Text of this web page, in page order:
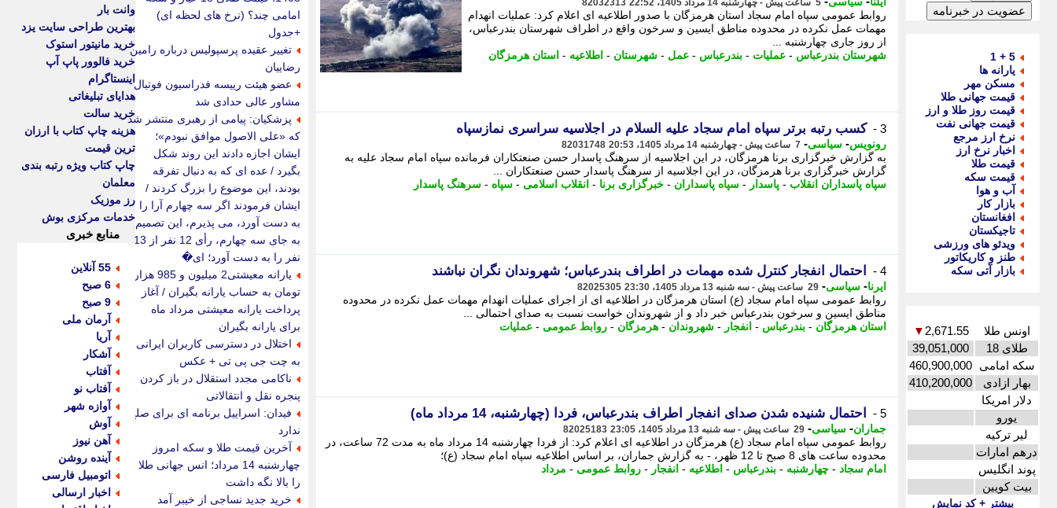
5 + 1
یارانه ها
مسکن مهر
قیمت جهانی طلا
قیمت روز طلا و ارز
قیمت جهانی نفت
نرخ ارز مرجع
اخبار نرخ ارز
قیمت طلا
قیمت سکه
آب و هوا
بازار کار
افغانستان
تاجیکستان
ویدئو های ورزشی
طنز و کاریکاتور
بازار آتی سکه
اونس طلا 2,671.55
▼
طلای 18
39,051,000
سکه امامی 460,900,000
بهار ازادی
410,200,000
دلار امریکا
یورو
لیر ترکیه
درهم امارات
پوند انگلیس
بیت کویین
بیشتر + کد نمایش
5 ساعت پیش - چهارشنبه 14 مرداد 1405، 22:52 82032313
روابط عمومی سپاه امام سجاد استان هرمزگان با صدور اطلاعیه ای اعلام کرد: عملیات انهدام
مهمات عمل نکرده در محدوده مناطق ایسین و سرخون واقع در اطراف شهرستان بندرعباس،
از روز جاری چهارشنبه ...
شهرستان بندرعباس - عملیات - بندرعباس - عمل - شهرستان - اطلاعیه - استان هرمزگان
3 - کسب رتبه برتر سپاه امام سجاد علیه السلام در اجلاسیه سراسری نمازسپاه
رونویس- سیاسی- 7 ساعت پیش - چهارشنبه 14 مرداد 1405، 20:53 82031748
به گزارش خبرگزاری برنا هرمزگان، در این اجلاسیه از سرهنگ پاسدار حسن صنعتکاران فرمانده سپاه امام سجاد علیه به
گزارش خبرگزاری برنا هرمزگان، در این اجلاسیه از سرهنگ پاسدار حسن صنعتکاران ...
سپاه پاسداران انقلاب - پاسدار - سپاه پاسداران - خبرگزاری برنا - انقلاب اسلامی - سپاه - سرهنگ پاسدار
4 - احتمال انفجار کنترل شده مهمات در اطراف بندرعباس؛ شهروندان نگران نباشند
ایرنا- سیاسی- 29 ساعت پیش - سه شنبه 13 مرداد 1405، 23:30 82025305
روابط عمومی سپاه امام سجاد (ع) استان هرمزگان در اطلاعیه ای از اجرای عملیات انهدام مهمات عمل نکرده در محدوده
مناطق ایسین و سرخون بندرعباس خبر داد و از شهروندان خواست نسبت به صدای احتمالی ...
استان هرمزگان - بندرعباس - انفجار - شهروندان - هرمزگان - روابط عمومی - عملیات
5 - احتمال شنیده شدن صدای انفجار اطراف بندرعباس، فردا (چهارشنبه، 14 مرداد ماه)
جماران- سیاسی- 29 ساعت پیش - سه شنبه 13 مرداد 1405، 23:05 82025183
روابط عمومی سپاه امام سجاد (ع) هرمزگان در اطلاعیه ای اعلام کرد: از فردا چهارشنبه 14 مرداد ماه به مدت 72 ساعت، در
محدوده ساعت های 8 صبح تا 12 ظهر، - به گزارش جماران، بر اساس اطلاعیه سپاه امام سجاد (ع)؛
امام سجاد - چهارشنبه - بندرعباس - اطلاعیه - انفجار - روابط عمومی - مرداد
امامی چند؟ (نرخ های لحظه ای)
+جدول
تغییر عقیده پرسپولیس درباره رامین
رضاییان
عضو هیئت رییسه فدراسیون فوتبال
مشاور عالی حدادی شد
پزشکیان: پیامی از رهبری منتشر شد
که «علی الاصول موافق نبودم»؛
ایشان اجازه دادند این روند شکل
بگیرد / عده ای که به دنبال تفرقه
بودند، این موضوع را بزرگ کردند /
ایشان فرمودند اگر سه چهارم آرا را
به دست آورد، می پذیرم، این تصمیم
به جای سه چهارم، رأی 12 نفر از 13
نفر را به دست آورد؛ ای�
یارانه معیشتی2 میلیون و 985 هزار
تومان به حساب یارانه بگیران / آغاز
پرداخت یارانه معیشتی مرداد ماه
برای یارانه بگیران
اختلال در دسترسی کاربران ایرانی
به چت جی پی تی + عکس
ناکامی مجدد استقلال در باز کردن
پنجره نقل و انتقالاتی
فیدان: اسراییل برنامه ای برای صلح
ندارد
آخرین قیمت طلا و سکه امروز
چهارشنبه 14 مرداد؛ انس جهانی طلا
را بالا نگه داشت
خرید جدید نساجی از خیبر آمد
وانت بار
بهترین طراحی سایت یزد
خرید مانیتور استوک
خرید فالوور پاپ آپ
اینستاگرام
هدایای تبلیغاتی
خرید سالت
هزینه چاپ کتاب با ارزان
ترین قیمت
چاپ کتاب ویژه رتبه بندی
معلمان
رز موزیک
خدمات مرکزی بوش
منابع خبری
55 آنلاین
6 صبح
9 صبح
آرمان ملی
آریا
آشکار
آفتاب
آفتاب نو
آوازه شهر
آوش
آهن نیوز
آینده روشن
اتومبیل فارسی
اخبار ارسالی